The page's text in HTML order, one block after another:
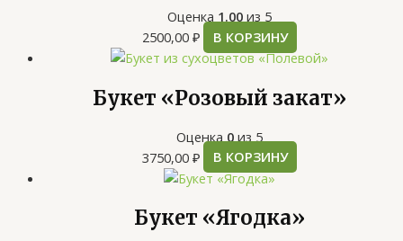
Оценка 1.00 из 5
2500,00 ₽ В КОРЗИНУ
Букет «Розовый закат»
Оценка 0 из 5
3750,00 ₽ В КОРЗИНУ
Букет «Ягодка»